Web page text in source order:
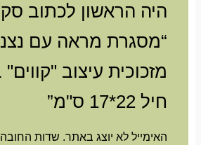
היה הראשון לכתוב
“מסגרת מראה עם
מזכוכית עיצוב
חיל 22*17 ס"מ”
האימייל לא יוצג באתר. שדות החובה